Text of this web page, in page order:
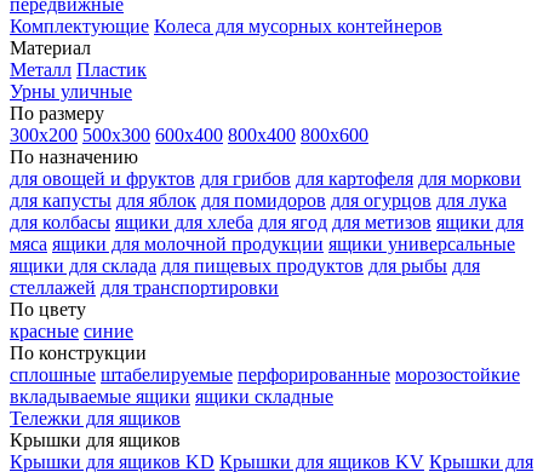
передвижные
Комплектующие Колеса для мусорных контейнеров
Материал
Металл Пластик
Урны уличные
По размеру
300х200 500х300 600х400 800х400 800х600
По назначению
для овощей и фруктов для грибов для картофеля для моркови
для капусты для яблок для помидоров для огурцов для лука
для колбасы ящики для хлеба для ягод для метизов ящики для
мяса ящики для молочной продукции ящики универсальные
ящики для склада для пищевых продуктов для рыбы для
стеллажей для транспортировки
По цвету
красные синие
По конструкции
сплошные штабелируемые перфорированные морозостойкие
вкладываемые ящики ящики складные
Тележки для ящиков
Крышки для ящиков
Крышки для ящиков KD Крышки для ящиков KV Крышки для